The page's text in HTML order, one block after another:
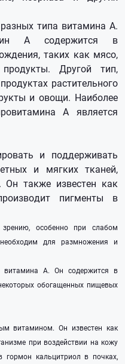
типа витамина А.
А содержится в
таких как мясо,
Другой тип,
растительного
и овощи. Наиболее
А является
и поддерживать
и мягких тканей,
Он также известен как
пигменты в
особенно при слабом
для размножения и
витамина А. Он содержится в
обогащенных пищевых
витамином. Он известен как
при воздействии на кожу
кальцитриол в почках,